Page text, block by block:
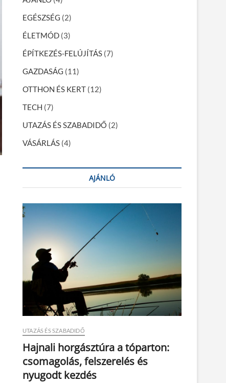
EGÉSZSÉG (2)
ÉLETMÓD (3)
ÉPÍTKEZÉS-FELÚJÍTÁS (7)
GAZDASÁG (11)
OTTHON ÉS KERT (12)
TECH (7)
UTAZÁS ÉS SZABADIDŐ (2)
VÁSÁRLÁS (4)
AJÁNLÓ
UTAZÁS ÉS SZABADIDŐ
Hajnali horgásztúra a tóparton:
csomagolás, felszerelés és
nyugodt kezdés